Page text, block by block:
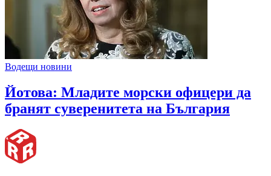
Водещи новини
Йотова: Младите морски офицери да
бранят суверенитета на България